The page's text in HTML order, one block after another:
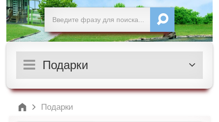
Подарки
Подарки